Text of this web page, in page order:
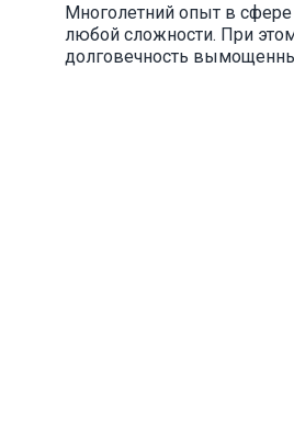
Многолетний опыт в сфере
любой сложности. При
долговечность